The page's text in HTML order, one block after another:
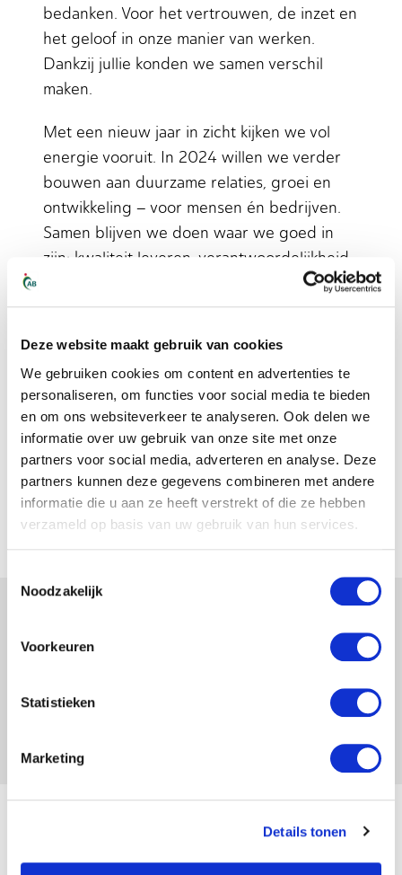
Deze website maakt gebruik van cookies
We gebruiken cookies om content en advertenties te
personaliseren, om functies voor social media te bieden
en om ons websiteverkeer te analyseren. Ook delen we
informatie over uw gebruik van onze site met onze
partners voor social media, adverteren en analyse. Deze
partners kunnen deze gegevens combineren met andere
informatie die u aan ze heeft verstrekt of die ze hebben
verzameld op basis van uw gebruik van hun services.
Noodzakelijk
Voorkeuren
Statistieken
Marketing
Details tonen
bedanken. Voor het vertrouwen, de inzet en
het geloof in onze manier van werken.
Dankzij jullie konden we samen verschil
maken.
Met een nieuw jaar in zicht kijken we vol
energie vooruit. In 2024 willen we verder
bouwen aan duurzame relaties, groei en
ontwikkeling – voor mensen én bedrijven.
Samen blijven we doen waar we goed in
zijn: kwaliteit leveren, verantwoordelijkheid
nemen en elkaar helpen verder te komen.
iedereen warme feestdagen en een
gezond, inspirerend en succesvol 2024.
Ook komend jaar maken we graag opnieuw
het verschil –met elkaar, voor elkaar.
Ik zoek medewerkers